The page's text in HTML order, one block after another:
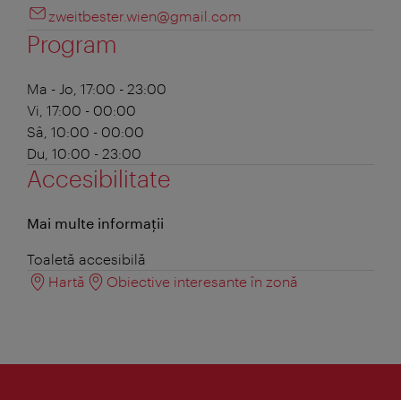
zweitbester.wien@gmail.com
Program
Ma - Jo, 17:00 - 23:00
Vi, 17:00 - 00:00
Sâ, 10:00 - 00:00
Du, 10:00 - 23:00
Accesibilitate
Mai multe informații
Toaletă accesibilă
Hartă
Obiective interesante în zonă